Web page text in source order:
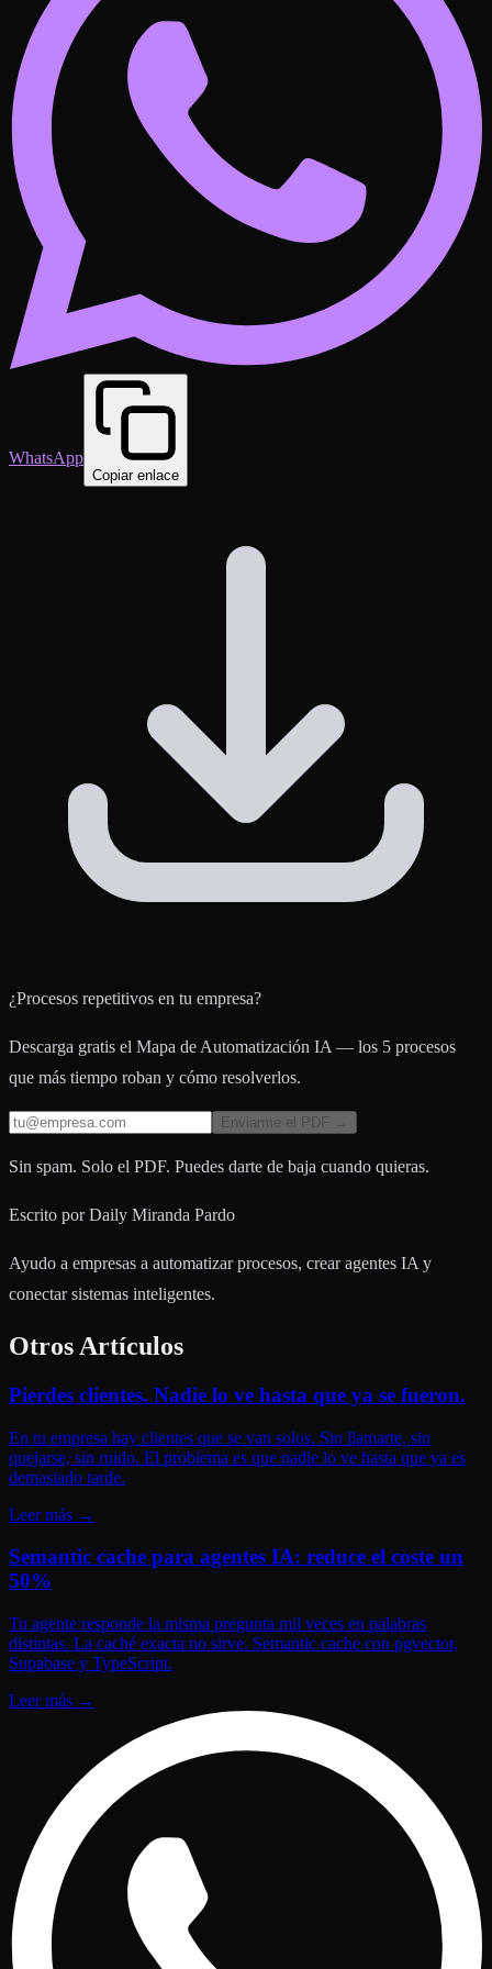
WhatsApp
Copiar enlace
¿Procesos repetitivos en tu empresa?
Descarga gratis el Mapa de Automatización IA — los 5 procesos
que más tiempo roban y cómo resolverlos.
Enviarme el PDF →
Sin spam. Solo el PDF. Puedes darte de baja cuando quieras.
Escrito por Daily Miranda Pardo
Ayudo a empresas a automatizar procesos, crear agentes IA y
conectar sistemas inteligentes.
Otros Artículos
Pierdes clientes. Nadie lo ve hasta que ya se fueron.
En tu empresa hay clientes que se van solos. Sin llamarte, sin
quejarse, sin ruido. El problema es que nadie lo ve hasta que ya es
demasiado tarde.
Leer más →
Semantic cache para agentes IA: reduce el coste un
50%
Tu agente responde la misma pregunta mil veces en palabras
distintas. La caché exacta no sirve. Semantic cache con pgvector,
Supabase y TypeScript.
Leer más →